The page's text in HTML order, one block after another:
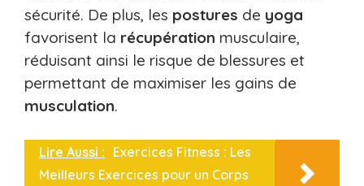
sécurité. De plus, les postures de yoga
favorisent la récupération musculaire,
réduisant ainsi le risque de blessures et
permettant de maximiser les gains de
musculation.
Lire Aussi : Exercices Fitness : Les
Meilleurs Exercices pour un Corps